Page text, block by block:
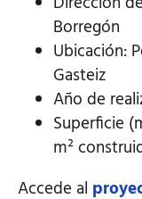
Borregón
Ubicación:
Gasteiz
Año de
Superficie
m²
Accede al